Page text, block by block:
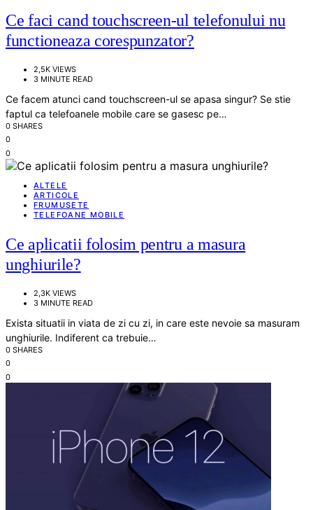
Ce faci cand touchscreen-ul telefonului nu
functioneaza corespunzator?
2,5K VIEWS
3 MINUTE READ
Ce facem atunci cand touchscreen-ul se apasa singur? Se stie
faptul ca telefoanele mobile care se gasesc pe…
0 SHARES
0
0
ALTELE
ARTICOLE
FRUMUSETE
TELEFOANE MOBILE
Ce aplicatii folosim pentru a masura
unghiurile?
2,3K VIEWS
3 MINUTE READ
Exista situatii in viata de zi cu zi, in care este nevoie sa masuram
unghiurile. Indiferent ca trebuie…
0 SHARES
0
0